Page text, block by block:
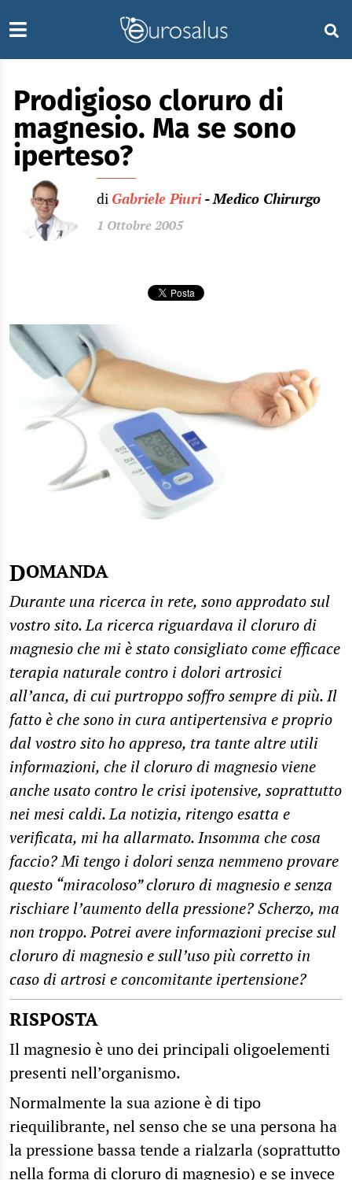
Prodigioso cloruro di
magnesio. Ma se sono
iperteso?
di Gabriele Piuri - Medico Chirurgo
1 Ottobre 2005
DOMANDA
Durante una ricerca in rete, sono approdato sul
vostro sito. La ricerca riguardava il cloruro di
magnesio che mi è stato consigliato come efficace
terapia naturale contro i dolori artrosici
all’anca, di cui purtroppo soffro sempre di più. Il
fatto è che sono in cura antipertensiva e proprio
dal vostro sito ho appreso, tra tante altre utili
informazioni, che il cloruro di magnesio viene
anche usato contro le crisi ipotensive, soprattutto
nei mesi caldi. La notizia, ritengo esatta e
verificata, mi ha allarmato. Insomma che cosa
faccio? Mi tengo i dolori senza nemmeno provare
questo “miracoloso” cloruro di magnesio e senza
rischiare l’aumento della pressione? Scherzo, ma
non troppo. Potrei avere informazioni precise sul
cloruro di magnesio e sull’uso più corretto in
caso di artrosi e concomitante ipertensione?
RISPOSTA
Il magnesio è uno dei principali oligoelementi
presenti nell’organismo.
Normalmente la sua azione è di tipo
riequilibrante, nel senso che se una persona ha
la pressione bassa tende a rialzarla (soprattutto
nella forma di cloruro di magnesio) e se invece